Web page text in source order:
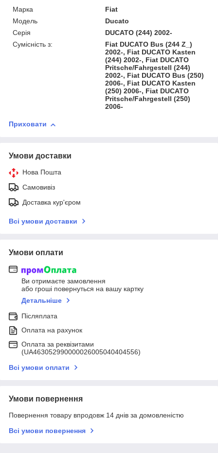
Марка
Fiat
Модель
Ducato
Серія
DUCATO (244) 2002-
Сумісність з:
Fiat DUCATO Bus (244 Z_)
2002-, Fiat DUCATO Kasten
(244) 2002-, Fiat DUCATO
Pritsche/Fahrgestell (244)
2002-, Fiat DUCATO Bus (250)
2006-, Fiat DUCATO Kasten
(250) 2006-, Fiat DUCATO
Pritsche/Fahrgestell (250)
2006-
Приховати
Умови доставки
Нова Пошта
Самовивіз
Доставка кур'єром
Всі умови доставки
Умови оплати
Ви отримаєте замовлення
або гроші повернуться на вашу картку
Детальніше
Післяплата
Оплата на рахунок
Оплата за реквізитами
(UA463052990000026005040404556)
Всі умови оплати
Умови повернення
Повернення товару впродовж 14 днів за домовленістю
Всі умови повернення